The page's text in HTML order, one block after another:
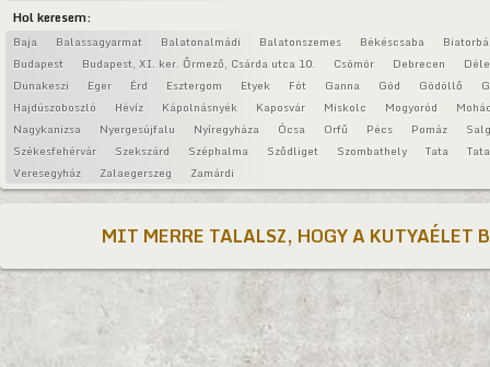
Hol keresem:
Baja Balassagyarmat Balatonalmádi Balatonszemes Békéscsaba
Budapest
Budapest, XI. ker. Őrmező, Csárda utca 10. Csömör Debrecen
Dunakeszi
Eger Érd Esztergom Etyek Fót Ganna Göd Gödöllő
Hajdúszoboszló
Hévíz Kápolnásnyék Kaposvár Miskolc Mogyoród
Nagykanizsa
Nyergesújfalu Nyíregyháza Ócsa Orfű Pécs Pomáz
Székesfehérvár
Szekszárd Széphalma Sződliget Szombathely Tata
Veresegyház
Zalaegerszeg Zamárdi
MIT MERRE TALALSZ, HOGY A KUTYAÉLET